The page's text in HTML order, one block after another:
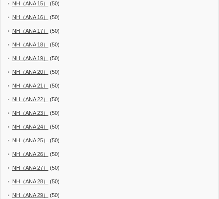
NH（ANA 15） (50)
NH（ANA 16） (50)
NH（ANA 17） (50)
NH（ANA 18） (50)
NH（ANA 19） (50)
NH（ANA 20） (50)
NH（ANA 21） (50)
NH（ANA 22） (50)
NH（ANA 23） (50)
NH（ANA 24） (50)
NH（ANA 25） (50)
NH（ANA 26） (50)
NH（ANA 27） (50)
NH（ANA 28） (50)
NH（ANA 29） (50)